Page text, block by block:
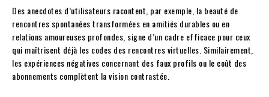
Des anecdotes d’utilisateurs racontent, par exemple, la beauté de
rencontres spontanées transformées en amitiés durables ou en
relations amoureuses profondes, signe d’un cadre efficace pour ceux
qui maîtrisent déjà les codes des rencontres virtuelles. Similairement,
les expériences négatives concernant des faux profils ou le coût des
abonnements complètent la vision contrastée.